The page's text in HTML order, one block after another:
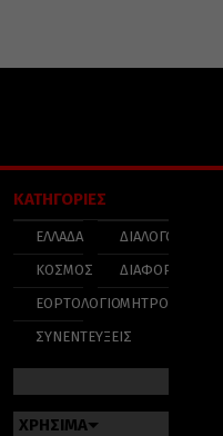
ΚΑΤΗΓΟΡΙΕΣ
ΕΛΛΑΔΑ
ΚΟΣΜΟΣ
ΕΟΡΤΟΛΟΓΙΟ
ΣΥΝΕΝΤΕΥΞΕΙΣ
ΔΙΑΛΟΓΟΣ
ΔΙΑΦΟΡΑ
ΜΗΤΡΟΠΟΛΕΙΣ
ΧΡΗΣΙΜΑ